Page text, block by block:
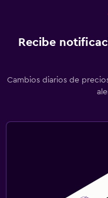
Recibe
Cambios diarios de